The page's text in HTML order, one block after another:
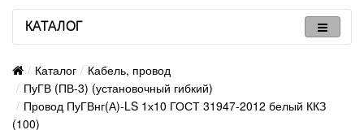
КАТАЛОГ
Каталог
Кабель, провод
ПуГВ (ПВ-3) (установочный гибкий)
Провод ПуГВнг(А)-LS 1х10 ГОСТ 31947-2012 белый ККЗ
(100)